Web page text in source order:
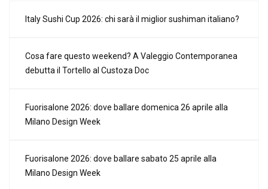
Italy Sushi Cup 2026: chi sarà il miglior sushiman italiano?
Cosa fare questo weekend? A Valeggio Contemporanea
debutta il Tortello al Custoza Doc
Fuorisalone 2026: dove ballare domenica 26 aprile alla
Milano Design Week
Fuorisalone 2026: dove ballare sabato 25 aprile alla
Milano Design Week